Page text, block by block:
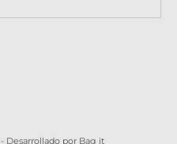
Desarrollado por Bag it